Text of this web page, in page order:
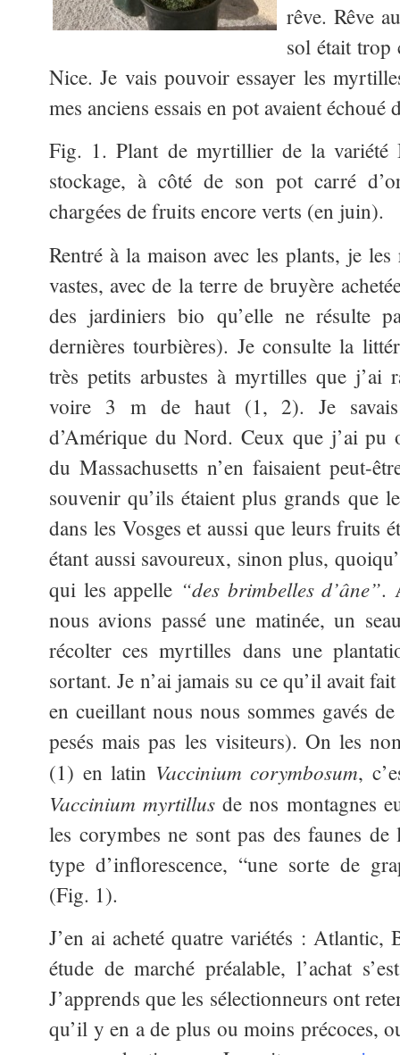
rêve. Rêve
sol était trop
Nice. Je vais pouvoir essayer les
mes anciens essais en pot avaient échoué
Fig. 1. Plant de myrtillier de la variété
stockage, à côté de son pot carré
chargées de fruits encore verts (en juin).
Rentré à la maison avec les plants, je
vastes, avec de la terre de bruyère
des jardiniers bio qu’elle ne résulte
dernières tourbières). Je consulte la
très petits arbustes à myrtilles que j’ai
voire 3 m de haut (1, 2). Je savais
d’Amérique du Nord. Ceux que j’ai pu
du Massachusetts n’en faisaient peut-
souvenir qu’ils étaient plus grands que
dans les Vosges et aussi que leurs fruits
étant aussi savoureux, sinon plus,
qui les appelle “des brimbelles d’âne”.
nous avions passé une matinée, un
récolter ces myrtilles dans une
sortant. Je n’ai jamais su ce qu’il avait
en cueillant nous nous sommes gavés
pesés mais pas les visiteurs). On les
(1) en latin Vaccinium corymbosum,
Vaccinium myrtillusde nos montagnes
les corymbes ne sont pas des faunes
type d’inflorescence, “une sorte de
(Fig. 1).
J’en ai acheté quatre variétés : Atlantic,
étude de marché préalable, l’achat
J’apprends que les sélectionneurs ont
qu’il y en a de plus ou moins précoces,